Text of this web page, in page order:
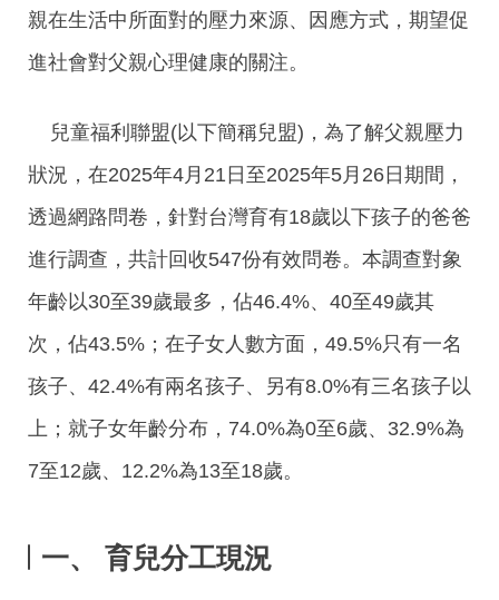
親在生活中所面對的壓力來源、因應方式，期望促
進社會對父親心理健康的關注。
兒童福利聯盟(以下簡稱兒盟)，為了解父親壓力
狀況，在2025年4月21日至2025年5月26日期間，
透過網路問卷，針對台灣育有18歲以下孩子的爸爸
進行調查，共計回收547份有效問卷。本調查對象
年齡以30至39歲最多，佔46.4%、40至49歲其
次，佔43.5%；在子女人數方面，49.5%只有一名
孩子、42.4%有兩名孩子、另有8.0%有三名孩子以
上；就子女年齡分布，74.0%為0至6歲、32.9%為
7至12歲、12.2%為13至18歲。
一、 育兒分工現況